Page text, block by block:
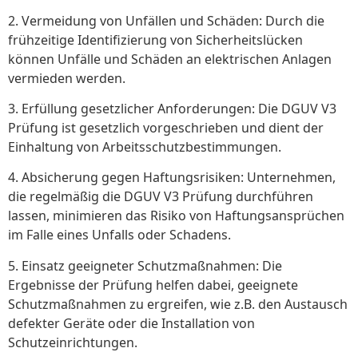
2. Vermeidung von Unfällen und Schäden: Durch die
frühzeitige Identifizierung von Sicherheitslücken
können Unfälle und Schäden an elektrischen Anlagen
vermieden werden.
3. Erfüllung gesetzlicher Anforderungen: Die DGUV V3
Prüfung ist gesetzlich vorgeschrieben und dient der
Einhaltung von Arbeitsschutzbestimmungen.
4. Absicherung gegen Haftungsrisiken: Unternehmen,
die regelmäßig die DGUV V3 Prüfung durchführen
lassen, minimieren das Risiko von Haftungsansprüchen
im Falle eines Unfalls oder Schadens.
5. Einsatz geeigneter Schutzmaßnahmen: Die
Ergebnisse der Prüfung helfen dabei, geeignete
Schutzmaßnahmen zu ergreifen, wie z.B. den Austausch
defekter Geräte oder die Installation von
Schutzeinrichtungen.